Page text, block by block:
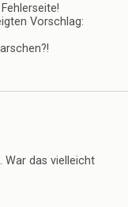
Vorschlag:
War das vielleicht